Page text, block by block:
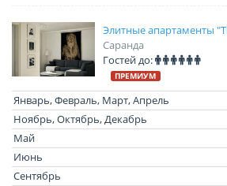
Элитные апартаменты
Саранда
Гостей до:
ПРЕМИУМ
Январь, Февраль, Март, Апрель
Ноябрь, Октябрь, Декабрь
Май
Июнь
Сентябрь